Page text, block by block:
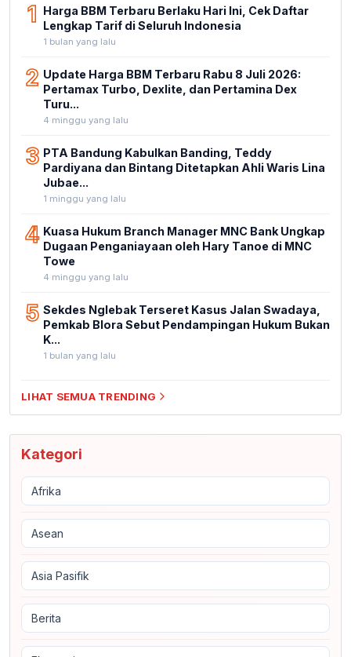
1 Harga BBM Terbaru Berlaku Hari Ini, Cek Daftar
Lengkap Tarif di Seluruh Indonesia
1 bulan yang lalu
2 Update Harga BBM Terbaru Rabu 8 Juli 2026:
Pertamax Turbo, Dexlite, dan Pertamina Dex
Turu...
4 minggu yang lalu
3 PTA Bandung Kabulkan Banding, Teddy
Pardiyana dan Bintang Ditetapkan Ahli Waris Lina
Jubae...
1 minggu yang lalu
4 Kuasa Hukum Branch Manager MNC Bank Ungkap
Dugaan Penganiayaan oleh Hary Tanoe di MNC
Towe
4 minggu yang lalu
5 Sekdes Nglebak Terseret Kasus Jalan Swadaya,
Pemkab Blora Sebut Pendampingan Hukum Bukan
K...
1 bulan yang lalu
LIHAT SEMUA TRENDING
Kategori
Afrika
Asean
Asia Pasifik
Berita